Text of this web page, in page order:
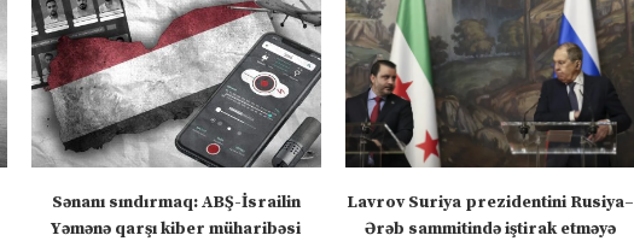
Sənanı sındırmaq: ABŞ-İsrailin
Yəmənə qarşı kiber müharibəsi
Lavrov Suriya prezidentini Rusiya–
Ərəb sammitində iştirak etməyə